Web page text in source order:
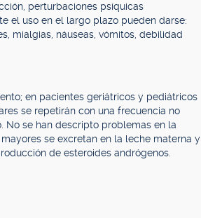
perturbaciones psíquicas
el uso en el largo plazo pueden darse:
mialgias, náuseas, vómitos, debilidad
en pacientes geriátricos y pediátricos
se repetirán con una frecuencia no
No se han descripto problemas en la
se excretan en la leche materna y
de esteroides andrógenos.